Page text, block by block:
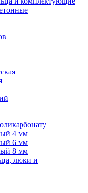
4 мм
6 мм
8 мм
люки и